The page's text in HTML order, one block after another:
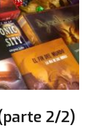
2/2)